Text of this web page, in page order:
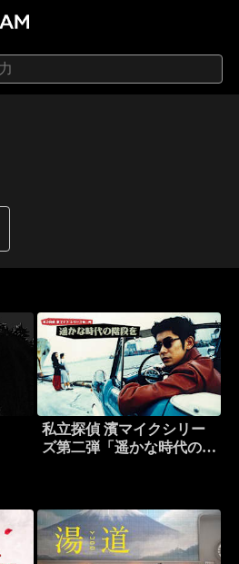
私立探偵 濱マイクシリー
ズ第二弾「遥かな時代の階